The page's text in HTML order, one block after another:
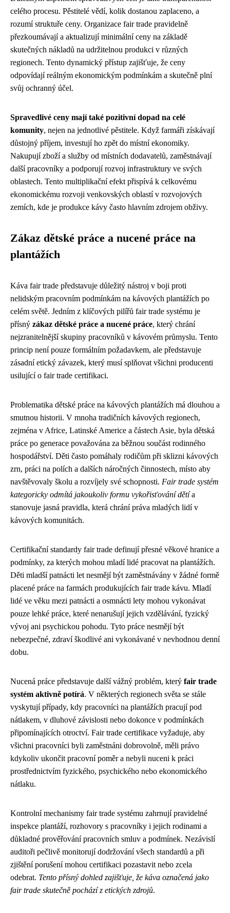
celého procesu. Pěstitelé vědí, kolik dostanou zaplaceno, a
rozumí struktuře ceny. Organizace fair trade pravidelně
přezkoumávají a aktualizují minimální ceny na základě
skutečných nákladů na udržitelnou produkci v různých
regionech. Tento dynamický přístup zajišťuje, že ceny
odpovídají reálným ekonomickým podmínkám a skutečně plní
svůj ochranný účel.
Spravedlivé ceny mají také pozitivní dopad na celé
komunity, nejen na jednotlivé pěstitele. Když farmáři získávají
důstojný příjem, investují ho zpět do místní ekonomiky.
Nakupují zboží a služby od místních dodavatelů, zaměstnávají
další pracovníky a podporují rozvoj infrastruktury ve svých
oblastech. Tento multiplikační efekt přispívá k celkovému
ekonomickému rozvoji venkovských oblastí v rozvojových
zemích, kde je produkce kávy často hlavním zdrojem obživy.
Zákaz dětské práce a nucené práce na
plantážích
Káva fair trade představuje důležitý nástroj v boji proti
nelidským pracovním podmínkám na kávových plantážích po
celém světě. Jedním z klíčových pilířů fair trade systému je
přísný zákaz dětské práce a nucené práce, který chrání
nejzranitelnější skupiny pracovníků v kávovém průmyslu. Tento
princip není pouze formálním požadavkem, ale představuje
zásadní etický závazek, který musí splňovat všichni producenti
usilující o fair trade certifikaci.
Problematika dětské práce na kávových plantážích má dlouhou a
smutnou historii. V mnoha tradičních kávových regionech,
zejména v Africe, Latinské Americe a částech Asie, byla dětská
práce po generace považována za běžnou součást rodinného
hospodářství. Děti často pomáhaly rodičům při sklizni kávových
zrn, práci na polích a dalších náročných činnostech, místo aby
navštěvovaly školu a rozvíjely své schopnosti. Fair trade systém
kategoricky odmítá jakoukoliv formu vykořisťování dětía
stanovuje jasná pravidla, která chrání práva mladých lidí v
kávových komunitách.
Certifikační standardy fair trade definují přesné věkové hranice a
podmínky, za kterých mohou mladí lidé pracovat na plantážích.
Děti mladší patnácti let nesmějí být zaměstnávány v žádné formě
placené práce na farmách produkujících fair trade kávu. Mladí
lidé ve věku mezi patnácti a osmnácti lety mohou vykonávat
pouze lehké práce, které nenarušují jejich vzdělávání, fyzický
vývoj ani psychickou pohodu. Tyto práce nesmějí být
nebezpečné, zdraví škodlivé ani vykonávané v nevhodnou denní
dobu.
Nucená práce představuje další vážný problém, který fair trade
systém aktivně potírá. V některých regionech světa se stále
vyskytují případy, kdy pracovníci na plantážích pracují pod
nátlakem, v dluhové závislosti nebo dokonce v podmínkách
připomínajících otroctví. Fair trade certifikace vyžaduje, aby
všichni pracovníci byli zaměstnáni dobrovolně, měli právo
kdykoliv ukončit pracovní poměr a nebyli nuceni k práci
prostřednictvím fyzického, psychického nebo ekonomického
nátlaku.
Kontrolní mechanismy fair trade systému zahrnují pravidelné
inspekce plantáží, rozhovory s pracovníky i jejich rodinami a
důkladné prověřování pracovních smluv a podmínek. Nezávislí
auditoři pečlivě monitorují dodržování všech standardů a při
zjištění porušení mohou certifikaci pozastavit nebo zcela
odebrat. Tento přísný dohled zajišťuje, že káva označená jako
fair trade skutečně pochází z etických zdrojů.